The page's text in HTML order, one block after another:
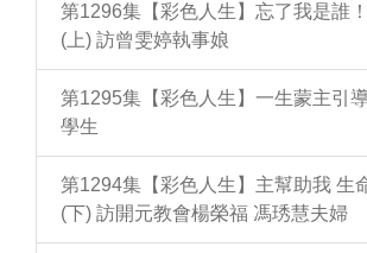
第1296集【彩色人生】忘了我是誰
(上) 訪曾雯婷執事娘
第1295集【彩色人生】一生蒙主引
學生
第1294集【彩色人生】主幫助我 生
(下) 訪開元教會楊榮福 馮琇慧夫婦